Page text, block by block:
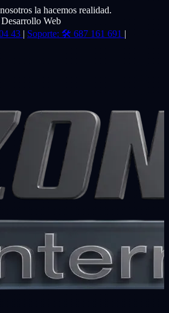
la hacemos realidad.
Web
43 | Soporte: 🛠️ 687 161 691 |